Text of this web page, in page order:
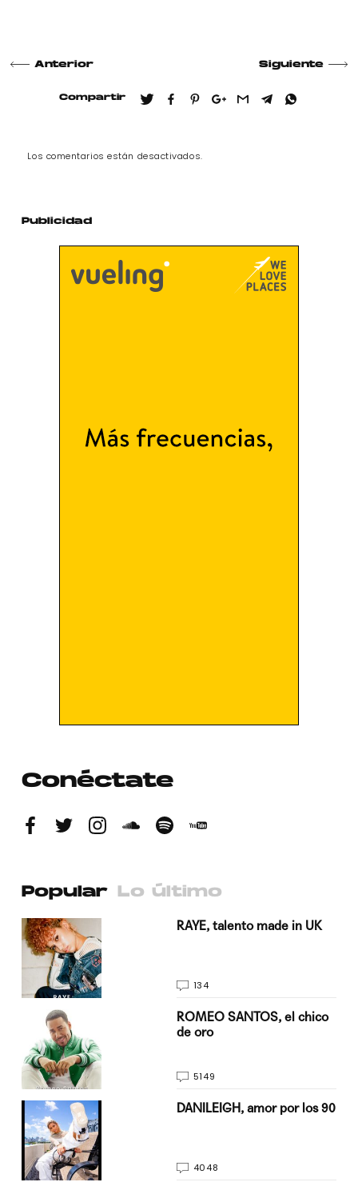
Anterior Siguiente
Compartir
Los comentarios están desactivados.
Publicidad
Conéctate
Popular Lo último
RAYE, talento made in UK
134
ROMEO SANTOS, el chico
de oro
5149
DANILEIGH, amor por los 90
4048